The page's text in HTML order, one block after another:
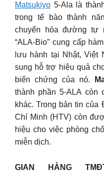
Matsukiyo 5-Ala là
trong tế bào thành
chuyển hóa đường tự
“ALA-Bio” cung cấp
lưu hành tại Nhật, Việt
sung hỗ trợ hiệu quả
biến chứng của nó.
thành phần 5-ALA còn
khác. Trong bản tin của
Chí Minh (HTV) còn
hiệu cho việc phòng
miễn dịch.
GIAN HÀNG